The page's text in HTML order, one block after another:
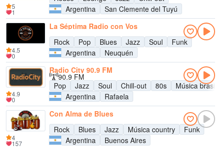
Argentina
San Clemente del Tuyú
5
1
La Séptima Radio con Vos
Rock
Pop Blues Jazz Soul
Funk
Argentina
Neuquén
4.5
0
Radio City 90.9 FM
90.9 FM
Pop
Jazz Soul Chill-out 80s
Música
Argentina
Rafaela
4.9
0
Con Alma de Blues
Rock
Blues Jazz Música country
Funk
Argentina
Buenos Aires
4
157